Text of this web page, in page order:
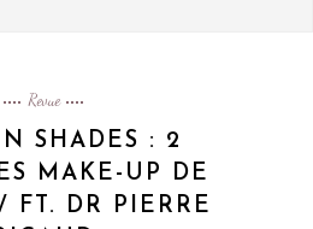
Revue
SHADES : 2
MAKE-UP DE
FT. DR PIERRE